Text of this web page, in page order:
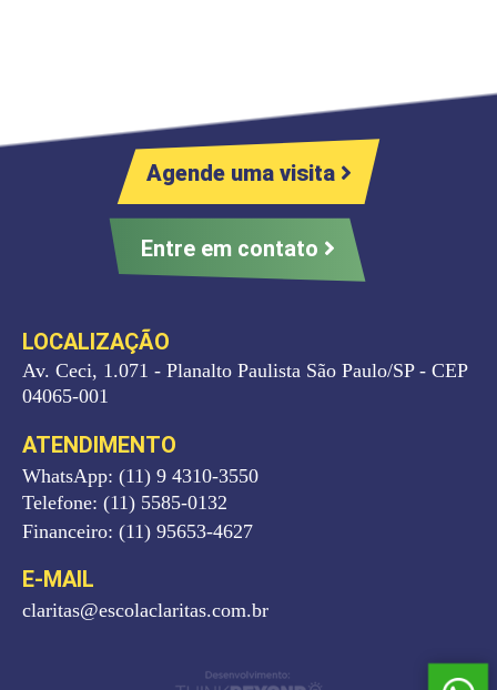
Agende uma visita
Entre em contato
LOCALIZAÇÃO
Av. Ceci, 1.071 - Planalto Paulista São Paulo/SP - CEP
04065-001
ATENDIMENTO
WhatsApp: (11) 9 4310-3550
Telefone: (11) 5585-0132
Financeiro: (11) 95653-4627
E-MAIL
claritas@escolaclaritas.com.br